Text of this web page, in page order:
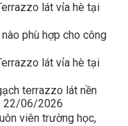
lát vỉa hè tại
phù hợp cho công
lát vỉa hè tại
terrazzo lát nền
22/06/2026
viên trường học,